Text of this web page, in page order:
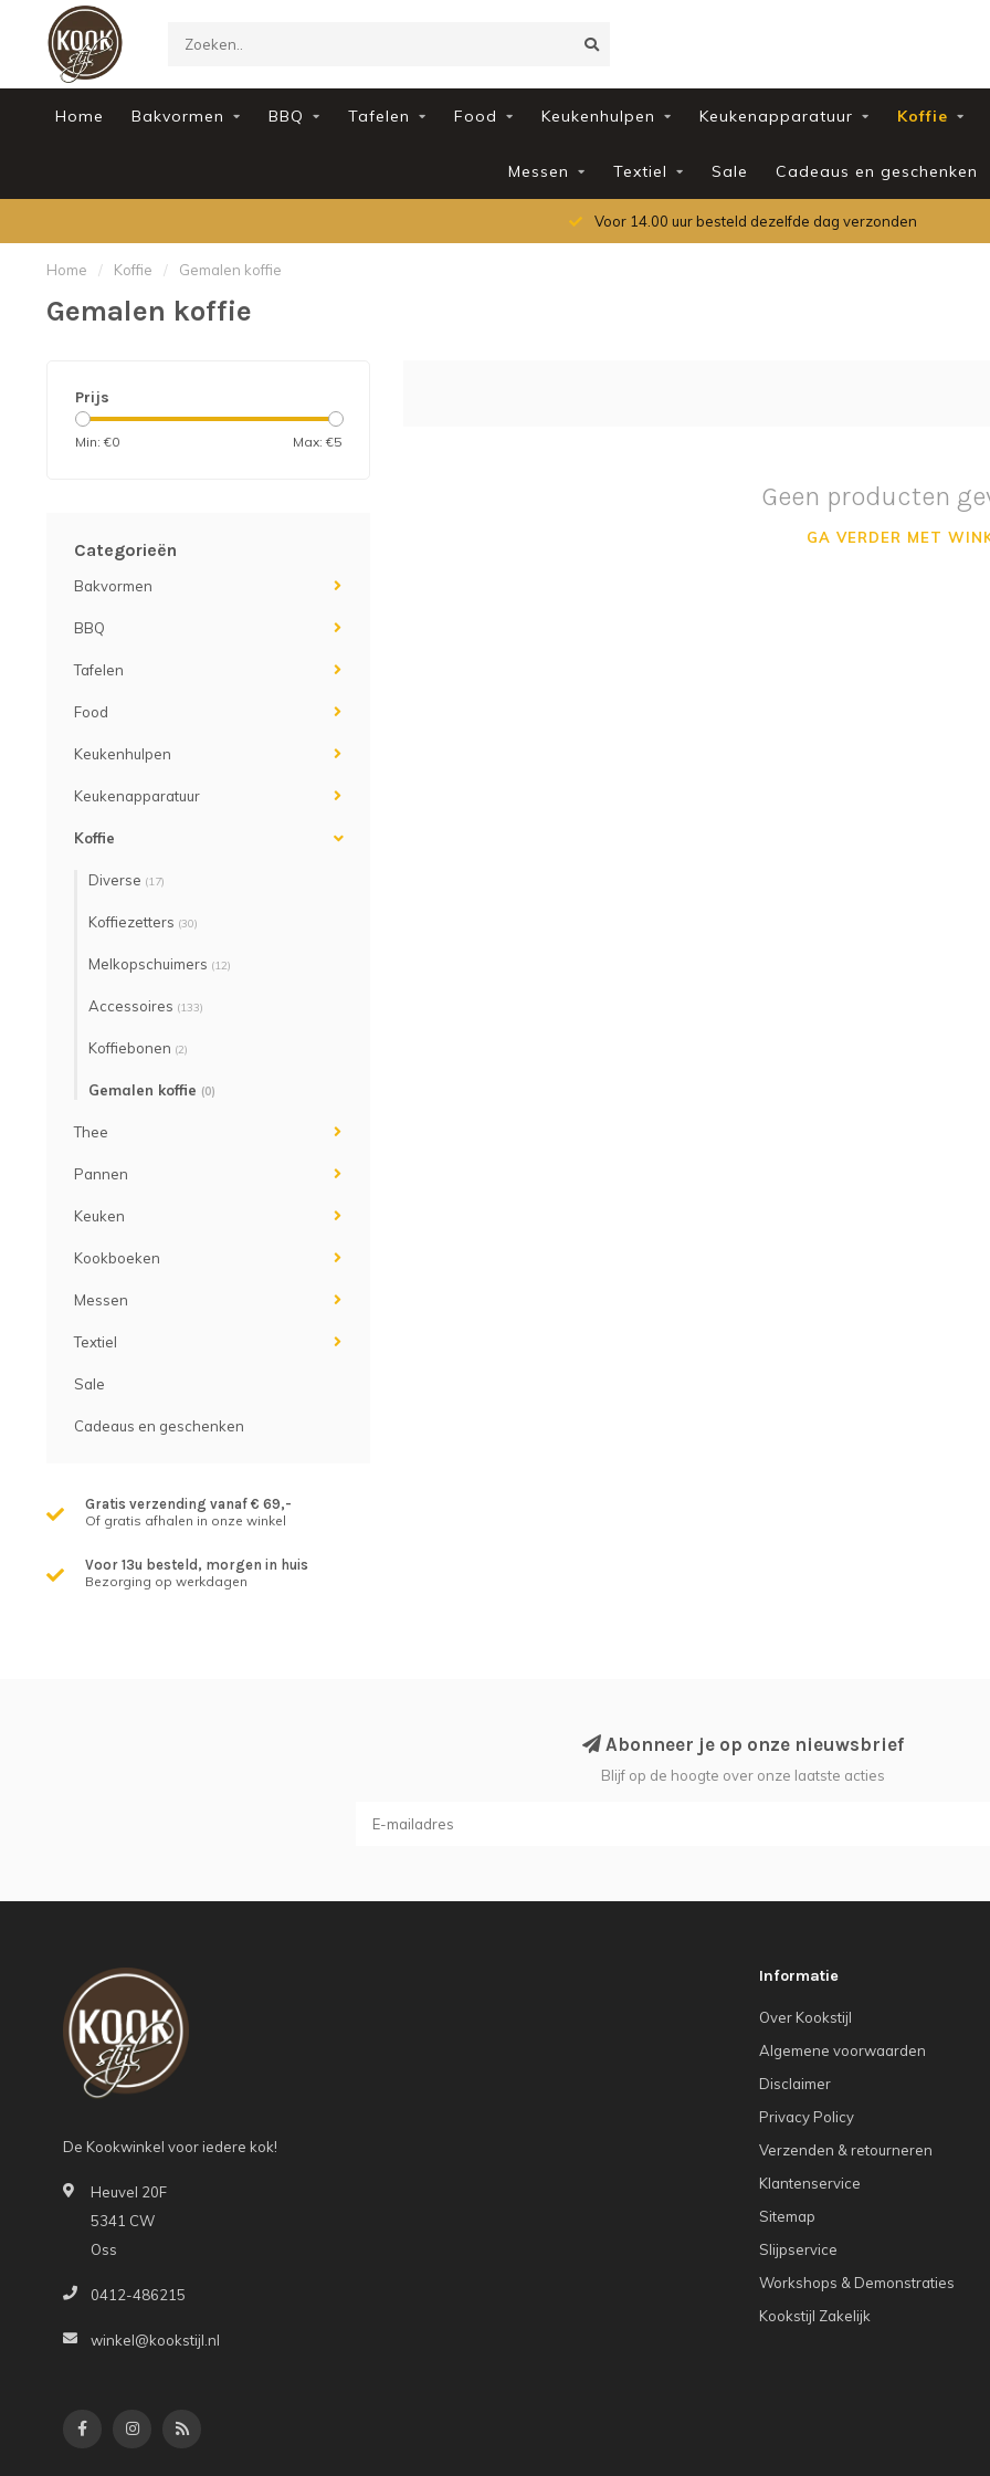
Home Bakvormen BBQ Tafelen Food Keukenhulpen Keukenapparatuur Koffie
Messen Textiel Sale Cadeaus en geschenken
Voor 14.00 uur besteld dezelfde dag verzonden
Home / Koffie / Gemalen koffie
Gemalen koffie
Prijs
Min: €0 Max: €5
Categorieën
Bakvormen
BBQ
Tafelen
Food
Keukenhulpen
Keukenapparatuur
Koffie
Diverse (17)
Koffiezetters (30)
Melkopschuimers (12)
Accessoires (133)
Koffiebonen (2)
Gemalen koffie (0)
Thee
Pannen
Keuken
Kookboeken
Messen
Textiel
Sale
Cadeaus en geschenken
Gratis verzending vanaf € 69,-
Of gratis afhalen in onze winkel
Voor 13u besteld, morgen in huis
Bezorging op werkdagen
Geen producten
GA VERDER MET
Abonneer je op onze nieuwsbrief
Blijf op de hoogte over onze laatste acties
De Kookwinkel voor iedere kok!
Heuvel 20F
5341 CW
Oss
0412-486215
winkel@kookstijl.nl
Informatie
Over Kookstijl
Algemene voorwaarden
Disclaimer
Privacy Policy
Verzenden & retourneren
Klantenservice
Sitemap
Slijpservice
Workshops & Demonstraties
Kookstijl Zakelijk